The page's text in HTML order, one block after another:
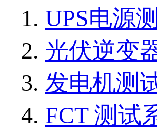
UPS电源
光伏逆变
发电机测
FCT 测试